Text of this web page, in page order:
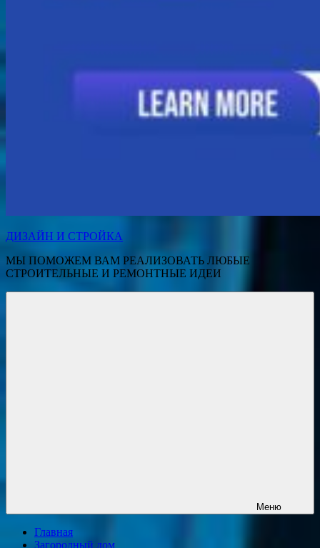
ДИЗАЙН И СТРОЙКА
МЫ ПОМОЖЕМ ВАМ РЕАЛИЗОВАТЬ ЛЮБЫЕ
СТРОИТЕЛЬНЫЕ И РЕМОНТНЫЕ ИДЕИ
Меню
Главная
Загородный дом